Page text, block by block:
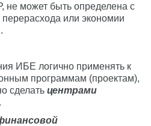
может быть определена с
или экономии
ИБЕ логично применять к
программам (проектам),
сделать центрами
.